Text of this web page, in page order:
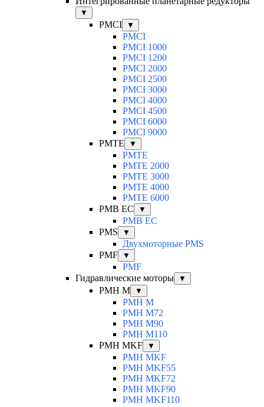
▼
PMCI ▼
PMCI
PMCI 1000
PMCI 1200
PMCI 2000
PMCI 2500
PMCI 3000
PMCI 4000
PMCI 4500
PMCI 6000
PMCI 9000
PMTE
▼
PMTE
PMTE 2000
PMTE 3000
PMTE 4000
PMTE 6000
PMB EC
▼
PMB EC
PMS
▼
Двухмоторные PMS
PMF
▼
PMF
Гидравлические моторы
▼
PMH M ▼
PMH M
PMH M72
PMH M90
PMH M110
PMH MKF
▼
PMH MKF
PMH MKF55
PMH MKF72
PMH MKF90
PMH MKF110